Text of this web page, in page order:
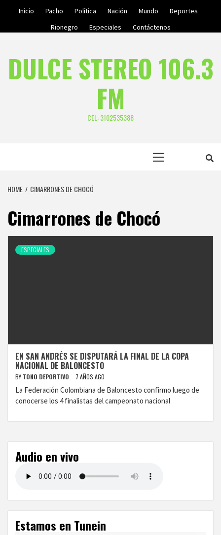
Inicio Pacho Política Nación Mundo
Deportes
Rionegro
Especiales Contáctenos
DULCE STEREO 106.3
FM
CEL: 3102535388
HOME CIMARRONES DE CHOCÓ
Cimarrones de Chocó
ESPECIALES
EN SAN ANDRÉS SE DISPUTARÁ LA FINAL DE LA COPA
NACIONAL DE BALONCESTO
BY TONO DEPORTIVO 7 AÑOS AGO
La Federación Colombiana de Baloncesto confirmo luego de
conocerse los 4 finalistas del campeonato nacional
Audio en vivo
Estamos en Tunein